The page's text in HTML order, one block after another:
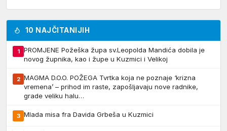
10 NAJČITANIJIH
1
PROMJENE Požeška župa sv.Leopolda Mandića dobila je
novog župnika, kao i župe u Kuzmici i Velikoj
2 MAGMA D.O.O. POŽEGA Tvrtka koja ne poznaje ‘krizna
vremena’ – prihod im raste, zapošljavaju nove radnike,
grade veliku halu…
3 Mlada misa fra Davida Grbeša u Kuzmici